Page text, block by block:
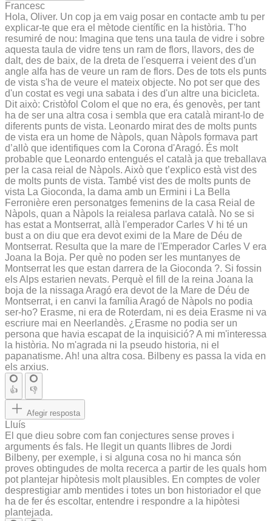
Francesc
Hola, Oliver. Un cop ja em vaig posar en contacte amb tu per
explicar-te que era el mètode científic en la història. T'ho
resumiré de nou: Imagina que tens una taula de vidre i sobre
aquesta taula de vidre tens un ram de flors, llavors, des de
dalt, des de baix, de la dreta de l'esquerra i veient des d'un
angle alfa has de veure un ram de flors. Des de tots els punts
de vista s'ha de veure el mateix objecte. No pot ser que des
d'un costat es vegi una sabata i des d'un altre una bicicleta.
Dit això: Cristòfol Colom el que no era, és genovès, per tant
ha de ser una altra cosa i sembla que era català mirant-lo de
diferents punts de vista. Leonardo mirat des de molts punts
de vista era un home de Nàpols, quan Nàpols formava part
d’allò que identifiques com la Corona d'Aragó. És molt
probable que Leonardo entengués el català ja que treballava
per la casa reial de Nàpols. Això que t’explico està vist des
de molts punts de vista. També vist des de molts punts de
vista La Gioconda, la dama amb un Ermini i La Bella
Ferronière eren personatges femenins de la casa Reial de
Nàpols, quan a Nàpols la reialesa parlava català. No se si
has estat a Montserrat, allà l'emperador Carles V hi té un
bust a on diu que era devot eximi de la Mare de Déu de
Montserrat. Resulta que la mare de l'Emperador Carles V era
Joana la Boja. Per què no poden ser les muntanyes de
Montserrat les que estan darrera de la Gioconda ?. Si fossin
els Alps estarien nevats. Perquè el fill de la reina Joana la
boja de la nissaga Aragó era devot de la Mare de Déu de
Montserrat, i en canvi la família Aragó de Nàpols no podia
ser-ho? Erasme, ni era de Roterdam, ni es deia Erasme ni va
escriure mai en Neerlandès. ¿Erasme no podia ser un
persona que havia escapat de la inquisició? A mi m'interessa
la història. No m'agrada ni la pseudo historia, ni el
papanatisme. Ah! una altra cosa. Bilbeny es passa la vida en
els arxius.
👍 👎
Afegir resposta
Lluís
El que dieu sobre com fan conjectures sense proves i
arguments és fals. He llegit un quants llibres de Jordi
Bilbeny, per exemple, i si alguna cosa no hi manca són
proves obtingudes de molta recerca a partir de les quals hom
pot plantejar hipòtesis molt plausibles. En comptes de voler
desprestigiar amb mentides i totes un bon historiador el que
ha de fer és escoltar, entendre i respondre a la hipòtesi
plantejada.